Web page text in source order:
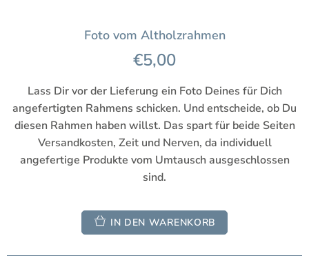
Foto vom Altholzrahmen
€5,00
Lass Dir vor der Lieferung ein Foto Deines für Dich
angefertigten Rahmens schicken. Und entscheide, ob Du
diesen Rahmen haben willst. Das spart für beide Seiten
Versandkosten, Zeit und Nerven, da individuell
angefertige Produkte vom Umtausch ausgeschlossen
sind.
IN DEN WARENKORB